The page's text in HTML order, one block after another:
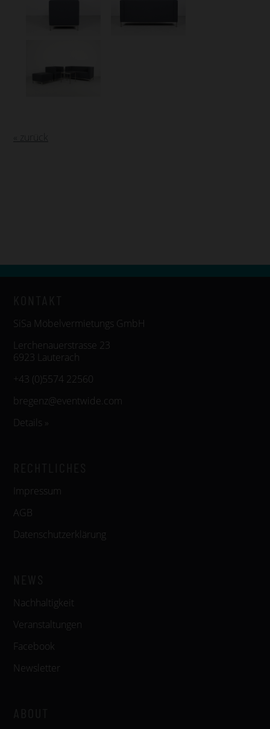
« zurück
SiSa Möbelvermietungs GmbH
Lerchenauerstrasse 23
6923 Lauterach
+43 (0)5574 22560
bregenz@eventwide.com
Details »
Impressum
AGB
Datenschutzerklärung
Nachhaltigkeit
Veranstaltungen
Facebook
Newsletter